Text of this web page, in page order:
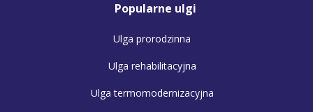
Popularne ulgi
Ulga prorodzinna
Ulga rehabilitacyjna
Ulga termomodernizacyjna